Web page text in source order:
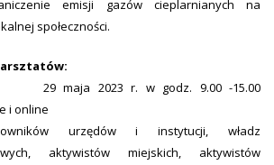
emisji gazów cieplarnianych na
społeczności.
29 maja 2023 r. w godz. 9.00 -15.00
i online
urzędów i instytucji, władz
aktywistów miejskich, aktywistów